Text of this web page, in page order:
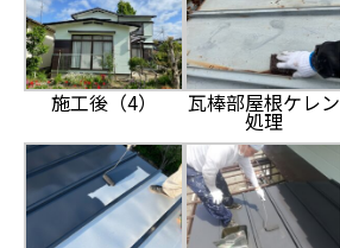
施工後（4） 瓦棒部屋根ケレン
処理